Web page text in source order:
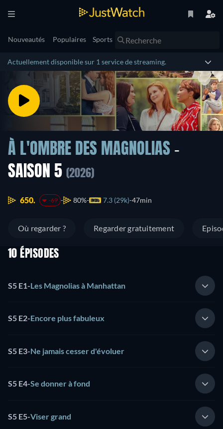
Nouveautés Populaires Sports
Actuellement disponible sur 1 service de streaming.
À L'OMBRE DES MAGNOLIAS -
SAISON 5 (2026)
650. -69 80% 7.3 (29k) 47min
Où regarder ? Regarder gratuitement
10 ÉPISODES
S5 E1-Les Magnolias à Manhattan
S5 E2-Encore plus fabuleux
S5 E3-Ne jamais cesser d'évoluer
S5 E4-Se donner à fond
S5 E5-Viser grand